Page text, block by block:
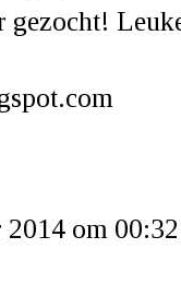
gezocht!
2014 om 00:32